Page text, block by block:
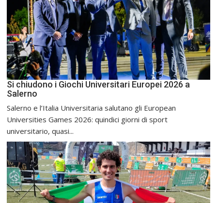
Si chiudono i Giochi Universitari Europei 2026 a
Salerno
Salerno e l’Italia Universitaria salutano gli European
Universities Games 2026: quindici giorni di sport
universitario, quasi...